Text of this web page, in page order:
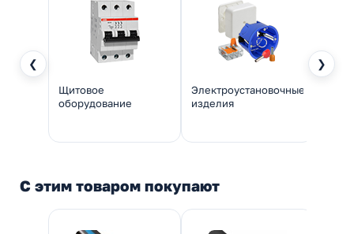
❮ ❯
Щитовое
оборудование
Электроустановочные
изделия
С этим товаром покупают